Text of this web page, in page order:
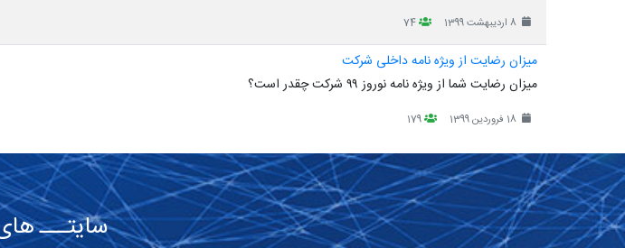
8 اردیبهشت 1399 74
میزان رضایت از ویژه نامه داخلی شرکت
میزان رضایت شما از ویژه نامه نوروز ۹۹ شرکت چقدر است؟
18 فروردین 1399 179
سایتـــ